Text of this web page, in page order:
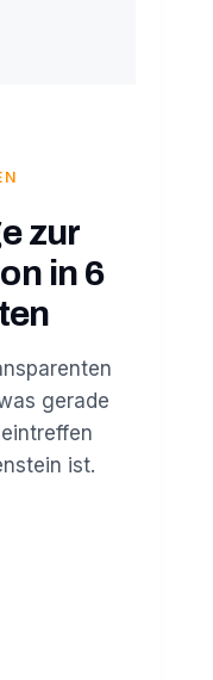
zur
in 6
gerade
ist.